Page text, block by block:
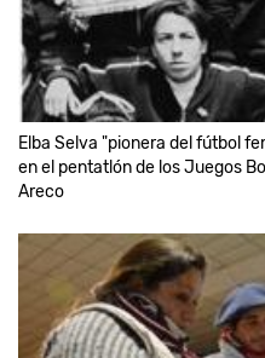
Elba Selva "pionera del fútbol
en el pentatlón de los Juegos
Areco